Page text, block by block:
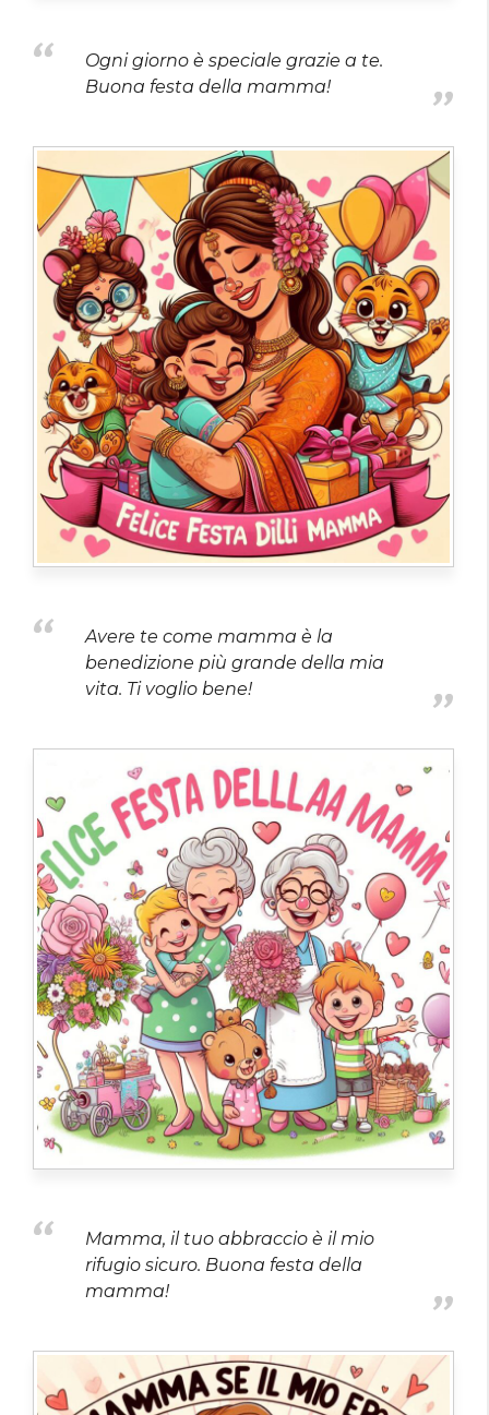
Ogni giorno è speciale grazie a te.
Buona festa della mamma!
Avere te come mamma è la
benedizione più grande della mia
vita. Ti voglio bene!
Mamma, il tuo abbraccio è il mio
rifugio sicuro. Buona festa della
mamma!